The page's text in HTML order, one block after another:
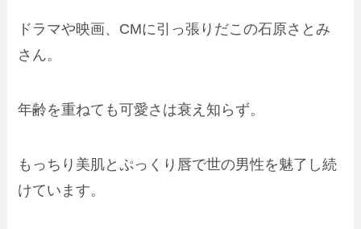
ドラマや映画、CMに引っ張りだこの石原さとみ
さん。
年齢を重ねても可愛さは衰え知らず。
もっちり美肌とぷっくり唇で世の男性を魅了し続
けています。